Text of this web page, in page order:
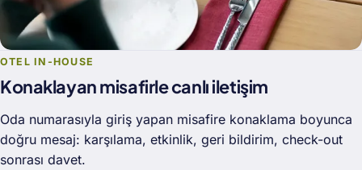
OTEL IN-HOUSE
Konaklayan misafirle canlı iletişim
Oda numarasıyla giriş yapan misafire konaklama boyunca
doğru mesaj: karşılama, etkinlik, geri bildirim, check-out
sonrası davet.